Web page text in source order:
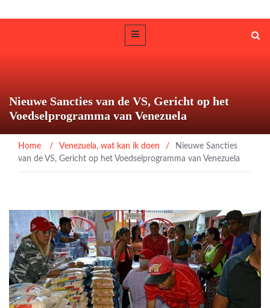
Nieuwe Sancties van de VS, Gericht op het
Voedselprogramma van Venezuela
Home / Venezuela, wat kan ik doen /
Nieuwe Sancties
van de VS, Gericht op het Voedselprogramma van Venezuela